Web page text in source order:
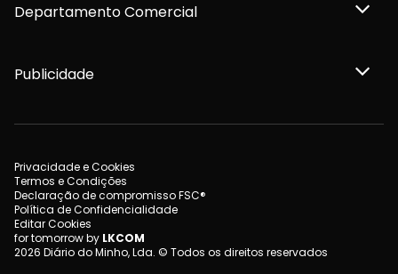
Departamento Comercial
Publicidade
Privacidade e Cookies
Termos e Condições
Declaração de compromisso FSC®
Política de Confidencialidade
Editar Cookies
for tomorrow by LKCOM
2026 Diário do Minho, Lda. © Todos os direitos reservados